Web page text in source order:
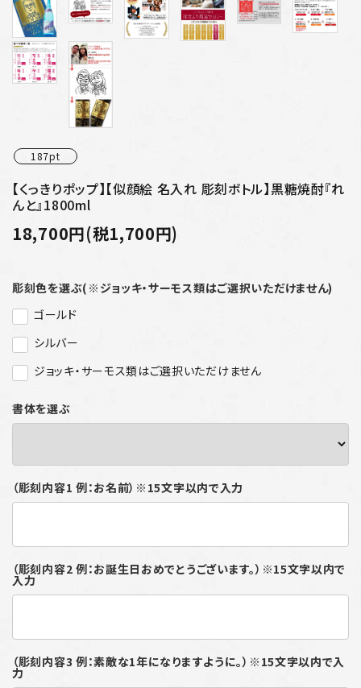
187pt
【くっきりポップ】【似顔絵 名入れ 彫刻ボトル】黒糖焼酎『れ
んと』1800ml
18,700円(税1,700円)
彫刻色を選ぶ(※ジョッキ・サーモス類はご選択いただけません)
ゴールド
シルバー
ジョッキ・サーモス類はご選択いただけません
書体を選ぶ
（彫刻内容1 例：お名前）※15文字以内で入力
（彫刻内容2 例：お誕生日おめでとうございます。）※15文字以内で
入力
（彫刻内容3 例：素敵な1年になりますように。）※15文字以内で入
力